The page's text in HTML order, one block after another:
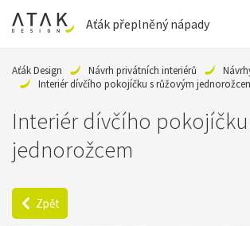
Aťák přeplněný nápady
Aťák Design Návrh privátních interiérů
Interiér dívčího pokojíčku s růžovým
Interiér dívčího pokojíčku
jednorožcem
Zpět